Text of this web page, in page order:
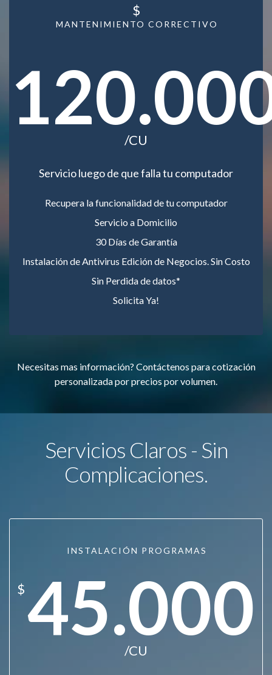
MANTENIMIENTO CORRECTIVO
$
/CU
Servicio luego de que falla tu computador
Recupera la funcionalidad de tu computador
Servicio a Domicilio
30 Días de Garantía
Instalación de Antivirus Edición de Negocios. Sin Costo
Sin Perdida de datos*
Solicita Ya!
Necesitas mas información? Contáctenos para cotización
personalizada por precios por volumen.
Servicios Claros - Sin
Complicaciones.
INSTALACIÓN PROGRAMAS
$45.000
/CU